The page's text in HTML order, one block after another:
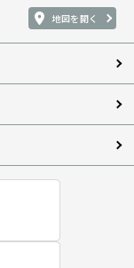
地図を開く